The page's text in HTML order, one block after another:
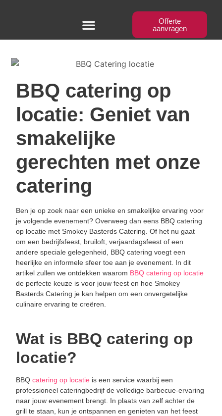
Offerte
aanvragen
BBQ catering op
locatie: Geniet van
smakelijke
gerechten met onze
catering
Ben je op zoek naar een unieke en smakelijke ervaring voor
je volgende evenement? Overweeg dan eens BBQ catering
op locatie met Smokey Basterds Catering. Of het nu gaat
om een bedrijfsfeest, bruiloft, verjaardagsfeest of een
andere speciale gelegenheid, BBQ catering voegt een
heerlijke en informele sfeer toe aan je evenement. In dit
artikel zullen we ontdekken waarom BBQ catering op locatie
de perfecte keuze is voor jouw feest en hoe Smokey
Basterds Catering je kan helpen om een onvergetelijke
culinaire ervaring te creëren.
Wat is BBQ catering op
locatie?
BBQcatering op locatie is een service waarbij een
professioneel cateringbedrijf de volledige barbecue-ervaring
naar jouw evenement brengt. In plaats van zelf achter de
grill te staan, kun je ontspannen en genieten van het feest